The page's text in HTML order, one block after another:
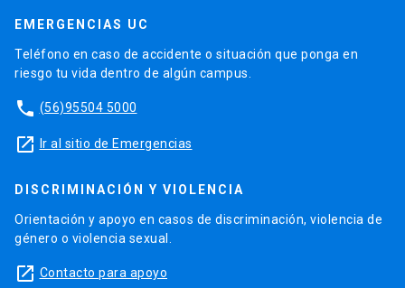
EMERGENCIAS UC
Teléfono en caso de accidente o situación que ponga en
riesgo tu vida dentro de algún campus.
phone (56)95504 5000
launch Ir al sitio de Emergencias
DISCRIMINACIÓN Y VIOLENCIA
Orientación y apoyo en casos de discriminación, violencia de
género o violencia sexual.
launch Contacto para apoyo